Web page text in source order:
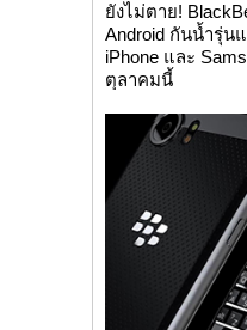
ยังไม่ตาย!
Android กันน้ำรุ่น
iPhone และ
ตุลาคมนี้